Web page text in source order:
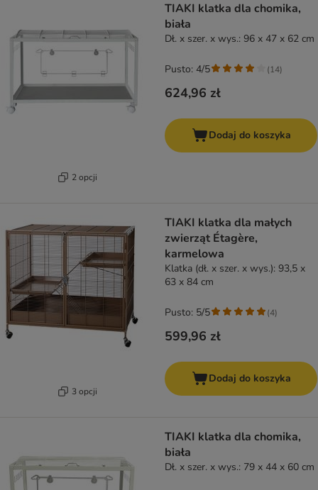
2 opcji
TIAKI klatka dla chomika,
biała
Dł. x szer. x wys.: 96 x 47 x 62 cm
624,96 zł
Pusto: 4/5 (14)
Dodaj do koszyka
3 opcji
TIAKI klatka dla małych
zwierząt Étagère,
karmelowa
Klatka (dł. x szer. x wys.): 93,5 x
63 x 84 cm
599,96 zł
Pusto: 5/5 (4)
Dodaj do koszyka
TIAKI klatka dla chomika,
biała
Dł. x szer. x wys.: 79 x 44 x 60 cm